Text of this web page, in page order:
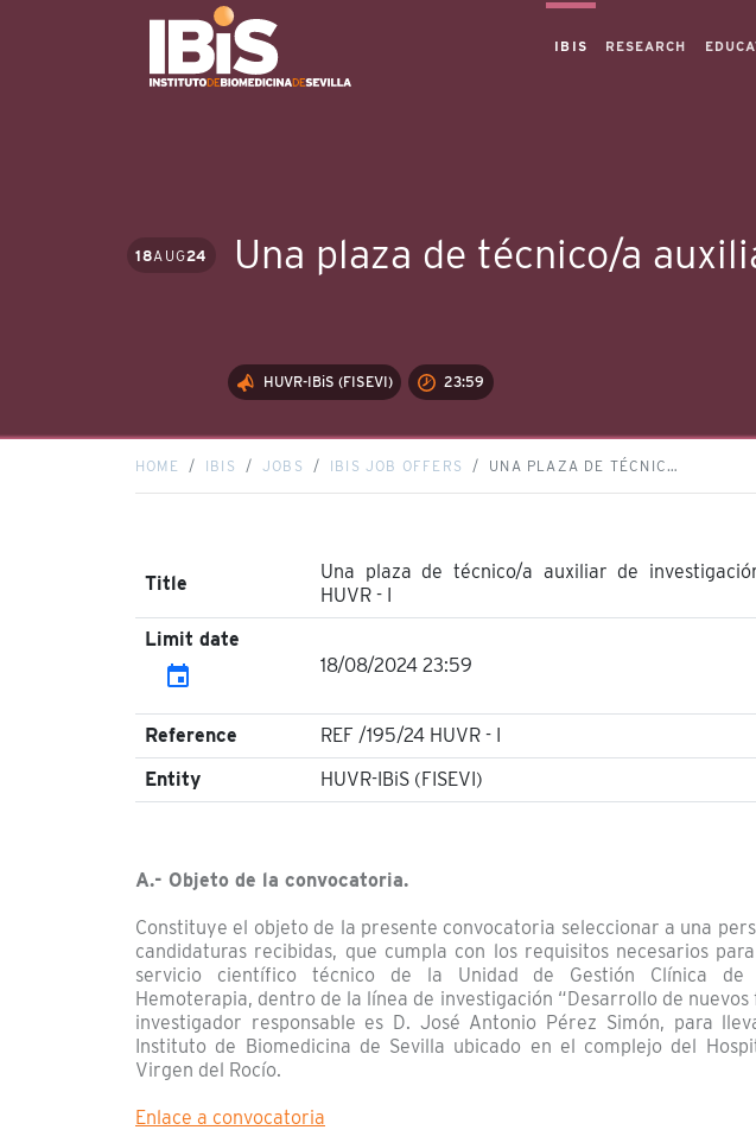
IBIS RESEARCH
18AUG24
Una plaza de técnico/a
HUVR-IBiS (FISEVI) 23:59
HOME IBIS JOBS IBIS JOB OFFERS UNA PLAZA DE TÉCNIC…
Title
Una plaza de técnico/a auxiliar de
HUVR - I
Limit date
event 18/08/2024 23:59
Reference
REF /195/24 HUVR - I
Entity
HUVR-IBiS (FISEVI)
A.- Objeto de la convocatoria.
Constituye el objeto de la presente convocatoria seleccionar a una
candidaturas recibidas, que cumpla con los requisitos necesarios
servicio científico técnico de la Unidad de Gestión Clínica de
Hemoterapia, dentro de la línea de investigación “Desarrollo de nuevos
investigador responsable es D. José Antonio Pérez Simón, para
Instituto de Biomedicina de Sevilla ubicado en el complejo del
Virgen del Rocío.
Enlace a convocatoria